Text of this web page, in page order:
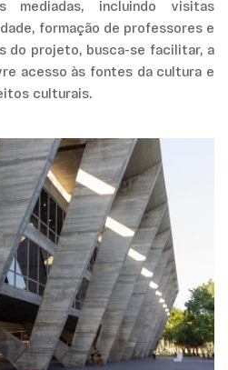
mediadas, incluindo visitas
formação de professores e
do projeto, busca-se facilitar, a
acesso às fontes da cultura e
culturais.